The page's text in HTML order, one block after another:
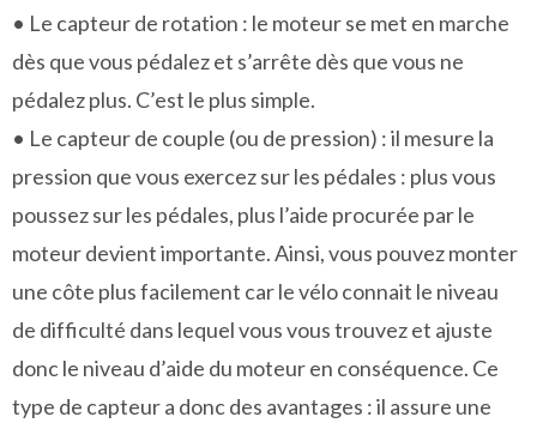
• Le capteur de rotation : le moteur se met en marche
dès que vous pédalez et s’arrête dès que vous ne
pédalez plus. C’est le plus simple.
• Le capteur de couple (ou de pression) : il mesure la
pression que vous exercez sur les pédales : plus vous
poussez sur les pédales, plus l’aide procurée par le
moteur devient importante. Ainsi, vous pouvez monter
une côte plus facilement car le vélo connait le niveau
de difficulté dans lequel vous vous trouvez et ajuste
donc le niveau d’aide du moteur en conséquence. Ce
type de capteur a donc des avantages : il assure une